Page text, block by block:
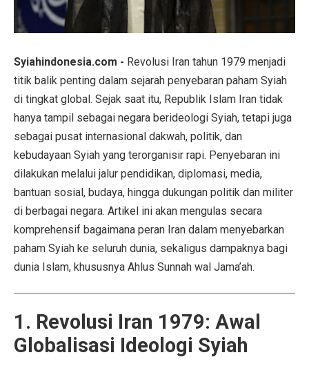
Syiahindonesia.com - Revolusi Iran tahun 1979 menjadi
titik balik penting dalam sejarah penyebaran paham Syiah
di tingkat global. Sejak saat itu, Republik Islam Iran tidak
hanya tampil sebagai negara berideologi Syiah, tetapi juga
sebagai pusat internasional dakwah, politik, dan
kebudayaan Syiah yang terorganisir rapi. Penyebaran ini
dilakukan melalui jalur pendidikan, diplomasi, media,
bantuan sosial, budaya, hingga dukungan politik dan militer
di berbagai negara. Artikel ini akan mengulas secara
komprehensif bagaimana peran Iran dalam menyebarkan
paham Syiah ke seluruh dunia, sekaligus dampaknya bagi
dunia Islam, khususnya Ahlus Sunnah wal Jama’ah.
1. Revolusi Iran 1979: Awal
Globalisasi Ideologi Syiah